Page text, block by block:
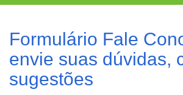
Formulário Fale
envie suas dúvidas,
sugestões